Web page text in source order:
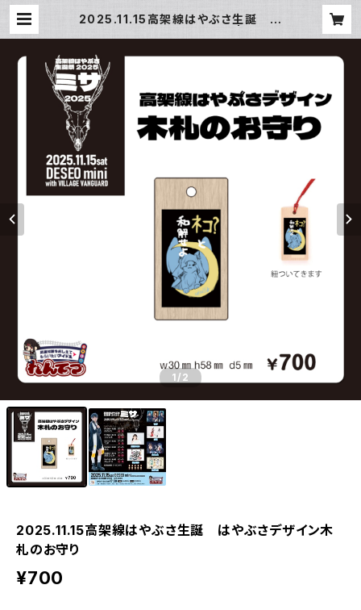
2025.11.15高架線はやぶさ生誕 は
1 /2
2025.11.15高架線はやぶさ生誕 はやぶさデザイン木
札のお守り
¥700